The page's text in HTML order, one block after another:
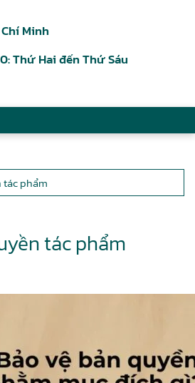
Minh
Thứ Hai đến Thứ Sáu
tác phẩm
tác phẩm